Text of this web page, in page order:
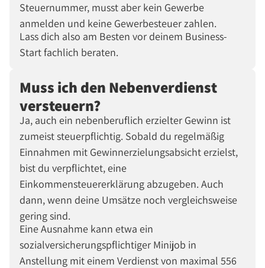
Steuernummer, musst aber kein Gewerbe
anmelden und keine Gewerbesteuer zahlen.
Lass dich also am Besten vor deinem Business-
Start fachlich beraten.
Muss ich den Nebenverdienst
versteuern?
Ja, auch ein nebenberuflich erzielter Gewinn ist
zumeist steuerpflichtig. Sobald du regelmäßig
Einnahmen mit Gewinnerzielungsabsicht erzielst,
bist du verpflichtet, eine
Einkommensteuererklärung abzugeben. Auch
dann, wenn deine Umsätze noch vergleichsweise
gering sind.
Eine Ausnahme kann etwa ein
sozialversicherungspflichtiger Minijob in
Anstellung mit einem Verdienst von maximal 556